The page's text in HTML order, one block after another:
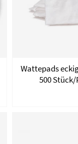
Wattepads
500